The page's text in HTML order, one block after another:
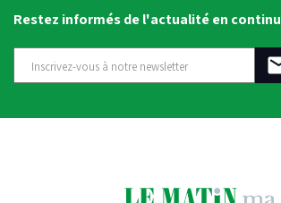
Restez informés de l'actualité en continu